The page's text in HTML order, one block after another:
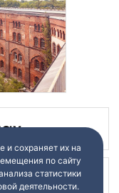
и сохраняет их на
по сайту
статистики
деятельности.